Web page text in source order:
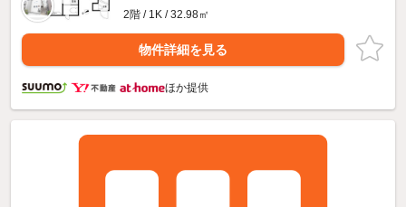
2階 / 1K / 32.98㎡
物件詳細を見る
ほか提供